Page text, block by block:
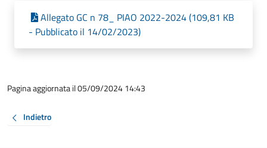
Allegato GC n 78_ PIAO 2022-2024 (109,81 KB
- Pubblicato il 14/02/2023)
Pagina aggiornata il 05/09/2024 14:43
Indietro